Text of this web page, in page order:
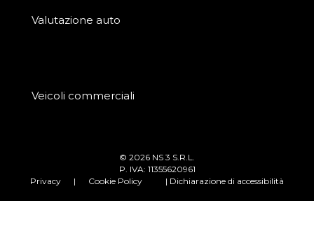
Valutazione auto
Veicoli commerciali
© 2026 NS 3 S.R.L.
P. IVA: 11355620961
Privacy
| Cookie Policy | Dichiarazione di accessibilità